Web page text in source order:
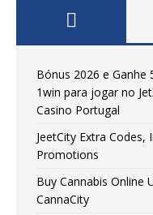
Bónus 2026 e Ganhe
1win para jogar no
Casino Portugal
JeetCity Extra
Promotions
Buy Cannabis Online
CannaCity